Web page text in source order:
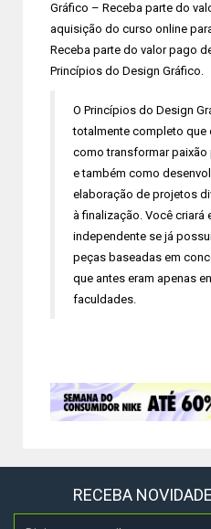
Gráfico – Receba parte do
aquisição do curso online
Receba parte do valor pago
Princípios do Design Gráfico.
O Princípios do Design
totalmente completo que
como transformar
e também como
elaboração de projetos
à finalização. Você criará
independente se já
peças baseadas em
que antes eram apenas
faculdades.
RECEBA